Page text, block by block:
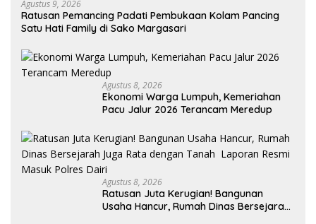
Agustus 9, 2026
Ratusan Pemancing Padati Pembukaan Kolam Pancing
Satu Hati Family di Sako Margasari
Agustus 8, 2026
Ekonomi Warga Lumpuh, Kemeriahan
Pacu Jalur 2026 Terancam Meredup
Agustus 8, 2026
Ratusan Juta Kerugian! Bangunan
Usaha Hancur, Rumah Dinas Bersejarah